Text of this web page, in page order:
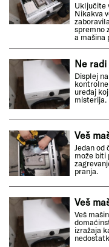
Uključite
Nikakva
spremno
a mašina
Ne
Displej
uređaj
misterija.
Veš
Jedan od
može biti
pranja.
Veš
Veš
izražaja